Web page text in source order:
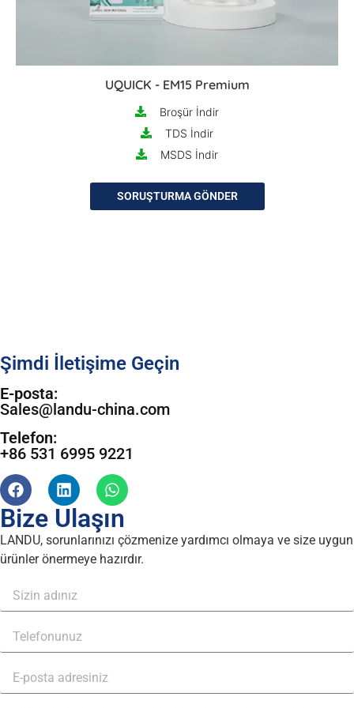
UQUICK - EM15 Premium
Broşür İndir
TDS İndir
MSDS İndir
SORUŞTURMA GÖNDER
Şimdi İletişime Geçin
E-posta:
Sales@landu-china.com
Telefon:
+86 531 6995 9221
Bize Ulaşın
LANDU, sorunlarınızı çözmenize yardımcı olmaya ve size uygun
ürünler önermeye hazırdır.